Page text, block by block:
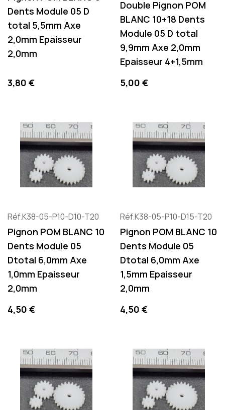
Dents Module 05 D
total 5,5mm Axe
2,0mm Epaisseur
2,0mm
Preis
3,80 €
Double Pignon POM
BLANC 10+18 Dents
Module 05 D total
9,9mm Axe 2,0mm
Epaisseur 4+1,5mm
Preis
5,00 €
Réf.K38-05-P10-D10-T20
Pignon POM BLANC 10
Dents Module 05
Dtotal 6,0mm Axe
1,0mm Epaisseur
2,0mm
Preis
4,50 €
Réf.K38-05-P10-D15-T20
Pignon POM BLANC 10
Dents Module 05
Dtotal 6,0mm Axe
1,5mm Epaisseur
2,0mm
Preis
4,50 €